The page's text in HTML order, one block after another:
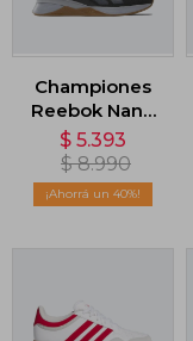
Championes
Reebok Nano
X3 - Gris
$ 5.393
$ 8.990
40